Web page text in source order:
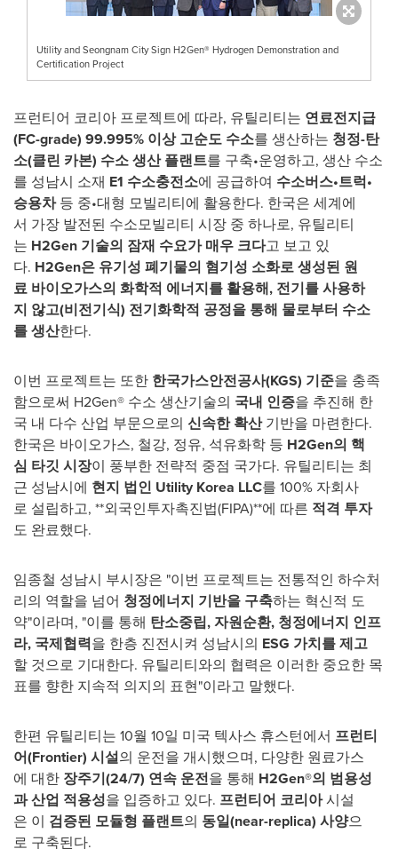
Utility and Seongnam City Sign H2Gen® Hydrogen Demonstration and
Certification Project
프런티어 코리아 프로젝트에 따라, 유틸리티는 연료전지급
(FC-grade) 99.995% 이상 고순도 수소를 생산하는 청정-탄
소(클린 카본) 수소생산 플랜트를 구축•운영하고, 생산 수소
를 성남시 소재 E1 수소충전소에 공급하여 수소버스•트럭•
승용차등 중•대형 모빌리티에 활용한다. 한국은 세계에
서 가장 발전된 수소모빌리티 시장 중 하나로, 유틸리티
는 H2Gen 기술의 잠재 수요가 매우 크다고 보고 있
다. H2Gen은 유기성 폐기물의 혐기성 소화로생성된 원
료 바이오가스의 화학적 에너지를 활용해, 전기를사용하
지 않고(비전기식) 전기화학적 공정을 통해 물로부터 수소
를생산한다.
이번 프로젝트는 또한 한국가스안전공사(KGS) 기준을 충족
함으로써 H2Gen® 수소 생산기술의 국내 인증을 추진해 한
국 내 다수 산업 부문으로의 신속한 확산기반을 마련한다.
한국은 바이오가스, 철강, 정유, 석유화학 등 H2Gen의 핵
심 타깃 시장이 풍부한 전략적 중점 국가다. 유틸리티는 최
근 성남시에 현지 법인 Utility Korea LLC를 100% 자회사
로 설립하고, **외국인투자촉진법(FIPA)**에 따른 적격 투자
도 완료했다.
임종철 성남시 부시장은 "이번 프로젝트는 전통적인 하수처
리의 역할을 넘어 청정에너지 기반을 구축하는 혁신적 도
약"이라며, "이를 통해 탄소중립,자원순환, 청정에너지 인프
라, 국제협력을 한층 진전시켜 성남시의 ESG 가치를제고
할 것으로 기대한다. 유틸리티와의 협력은 이러한 중요한 목
표를 향한 지속적 의지의 표현"이라고 말했다.
한편 유틸리티는 10월 10일 미국 텍사스 휴스턴에서 프런티
어(Frontier) 시설의 운전을 개시했으며, 다양한 원료가스
에 대한 장주기(24/7) 연속 운전을 통해 H2Gen®의 범용성
과산업 적용성을 입증하고 있다. 프런티어 코리아시설
은 이 검증된 모듈형 플랜트의 동일(near-replica) 사양으
로 구축된다.